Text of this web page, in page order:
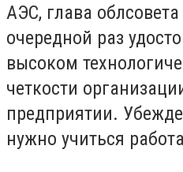
АЭС, глава
очередной раз
высоком
четкости
предприятии.
нужно учиться